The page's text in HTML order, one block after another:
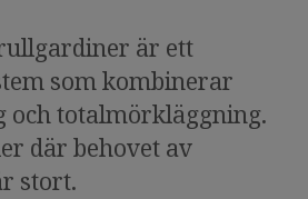
är ett
som kombinerar
och totalmörkläggning.
där behovet av
stort.